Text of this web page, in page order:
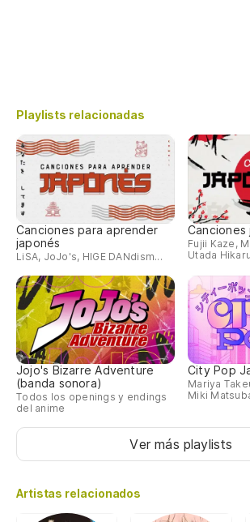
Playlists relacionadas
Canciones para aprender
japonés
LiSA, JoJo's, HIGE DANdism...
Canciones
Fujii Kaze,
Utada
Jojo's Bizarre Adventure
(banda sonora)
Todos los openings y endings
del anime
City Pop
Mariya
Miki
Ver más playlists
Artistas relacionados